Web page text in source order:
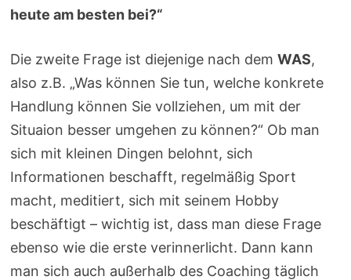
heute am besten bei?“
Die zweite Frage ist diejenige nach demWAS,
also z.B. „Was können Sie tun, welche konkrete
Handlung können Sie vollziehen, um mit der
Situaion besser umgehen zu können?“ Ob man
sich mit kleinen Dingen belohnt, sich
Informationen beschafft, regelmäßig Sport
macht, meditiert, sich mit seinem Hobby
beschäftigt – wichtig ist, dass man diese Frage
ebenso wie die erste verinnerlicht. Dann kann
man sich auch außerhalb des Coaching täglich